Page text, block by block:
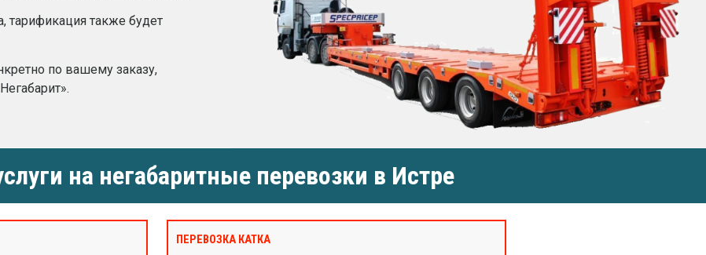
тарификация также будет
по вашему заказу,
на негабаритные перевозки в Истре
ПЕРЕВОЗКА КАТКА